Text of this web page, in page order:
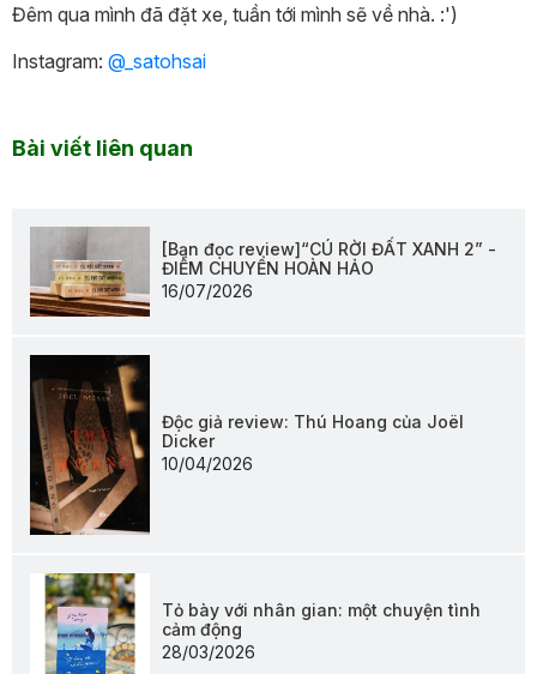
Đêm qua mình đã đặt xe, tuần tới mình sẽ về nhà. :')
Instagram: @_satohsai
Bài viết liên quan
[Bạn đọc review]“CÚ RỜI ĐẤT XANH 2” -
ĐIỂM CHUYỂN HOÀN HẢO
16/07/2026
Độc giả review: Thú Hoang của Joël
Dicker
10/04/2026
Tỏ bày với nhân gian: một chuyện tình
cảm động
28/03/2026